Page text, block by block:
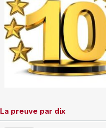
La preuve par dix